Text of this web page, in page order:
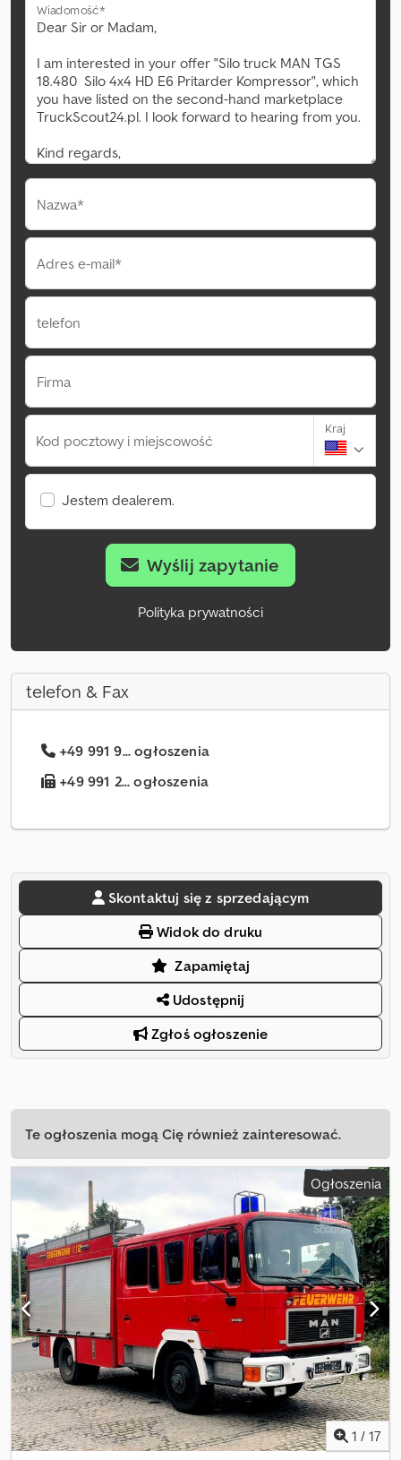
Wiadomość*
Nazwa*
Adres e-mail*
telefon
Firma
Kod pocztowy i miejscowość
Kraj
Jestem dealerem.
Wyślij zapytanie
Polityka prywatności
telefon & Fax
+49 991 9... ogłoszenia
+49 991 2... ogłoszenia
Skontaktuj się z sprzedającym
Widok do druku
Zapamiętaj
Udostępnij
Zgłoś ogłoszenie
Te ogłoszenia mogą Cię również zainteresować.
Ogłoszenia
1 / 17